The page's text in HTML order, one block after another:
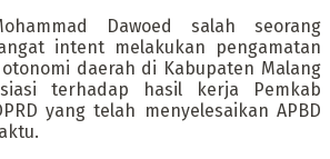
Dawoed salah seorang
intent melakukan pengamatan
daerah di Kabupaten Malang
terhadap hasil kerja Pemkab
yang telah menyelesaikan APBD